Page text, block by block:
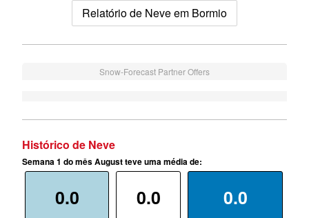
Relatório de Neve em Bormio
Snow-Forecast Partner Offers
Histórico de Neve
Semana 1 do mês August teve uma média de:
0.0 0.0 0.0